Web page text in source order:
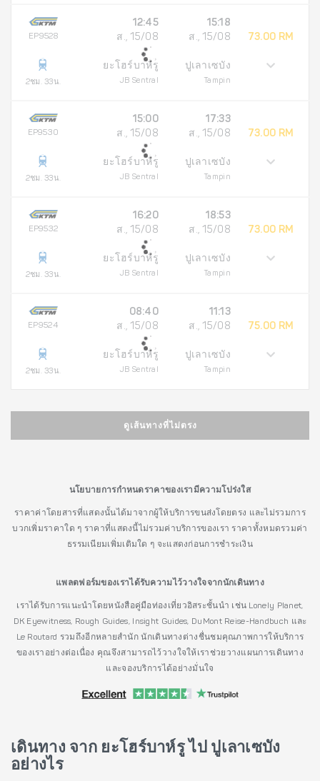
EP9528
2ชม. 33น.
12:45
ส., 15/08
ยะโฮร์บาห์รู
JB Sentral
15:18
ส., 15/08
ปูเลาเซบัง
Tampin
73.00 RM
EP9530
2ชม. 33น.
15:00
ส., 15/08
ยะโฮร์บาห์รู
JB Sentral
17:33
ส., 15/08
ปูเลาเซบัง
Tampin
73.00 RM
EP9532
2ชม. 33น.
16:20
ส., 15/08
ยะโฮร์บาห์รู
JB Sentral
18:53
ส., 15/08
ปูเลาเซบัง
Tampin
73.00 RM
EP9524
2ชม. 33น.
08:40
ส., 15/08
ยะโฮร์บาห์รู
JB Sentral
11:13
ส., 15/08
ปูเลาเซบัง
Tampin
75.00 RM
ดูเส้นทางที่ไม่ตรง
นโยบายการกำหนดราคาของเรามีความโปร่งใส
ราคาค่าโดยสารที่แสดงนั้นได้มาจากผู้ให้บริการขนส่งโดยตรง และไม่รวมการ
บวกเพิ่มราคาใด ๆ ราคาที่แสดงนี้ไม่รวมค่าบริการของเรา ราคาทั้งหมดรวมค่า
ธรรมเนียมเพิ่มเติมใด ๆ จะแสดงก่อนการชำระเงิน
แพลตฟอร์มของเราได้รับความไว้วางใจจากนักเดินทาง
เราได้รับการแนะนำโดยหนังสือคู่มือท่องเที่ยวอิสระชั้นนำ เช่น Lonely Planet,
DK Eyewitness, Rough Guides, Insight Guides, DuMont Reise-Handbuch และ
Le Routard รวมถึงอีกหลายสำนัก นักเดินทางต่างชื่นชมคุณภาพการให้บริการ
ของเราอย่างต่อเนื่อง คุณจึงสามารถไว้วางใจให้เราช่วยวางแผนการเดินทาง
และจองบริการได้อย่างมั่นใจ
เดินทาง จาก ยะโฮร์บาห์รู ไป ปูเลาเซบัง
อย่างไร